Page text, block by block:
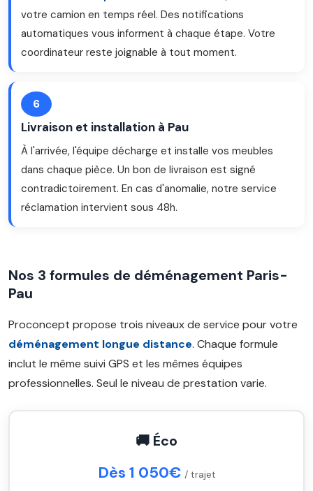
votre camion en temps réel. Des notifications
automatiques vous informent à chaque étape. Votre
coordinateur reste joignable à tout moment.
6
Livraison et installation à Pau
À l'arrivée, l'équipe décharge et installe vos meubles
dans chaque pièce. Un bon de livraison est signé
contradictoirement. En cas d'anomalie, notre service
réclamation intervient sous 48h.
Nos 3 formules de déménagement Paris-
Pau
Proconcept propose trois niveaux de service pour votre
déménagement longue distance. Chaque formule
inclut le même suivi GPS et les mêmes équipes
professionnelles. Seul le niveau de prestation varie.
🚚 Éco
Dès 1 050€ / trajet